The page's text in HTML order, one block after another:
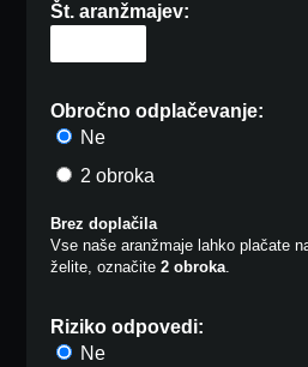
Št. aranžmajev:
Obročno odplačevanje:
Ne
2 obroka
Brez doplačila
Vse naše aranžmaje lahko plačate
želite, označite2 obroka.
Riziko odpovedi:
Ne